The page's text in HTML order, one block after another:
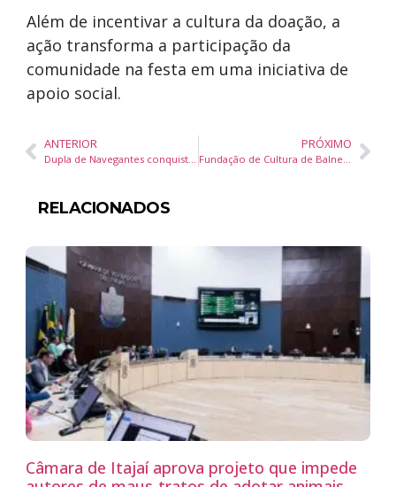
Além de incentivar a cultura da doação, a
ação transforma a participação da
comunidade na festa em uma iniciativa de
apoio social.
ANTERIOR
Dupla de Navegantes conquista ouro no vôlei de praia e garante vaga na fase regional do JESC
PRÓXIMO
Fundação de Cultura de Balneário Piçarras abre vagas para oficinas artísticas do segundo semestre de 2026
RELACIONADOS
Câmara de Itajaí aprova projeto que impede